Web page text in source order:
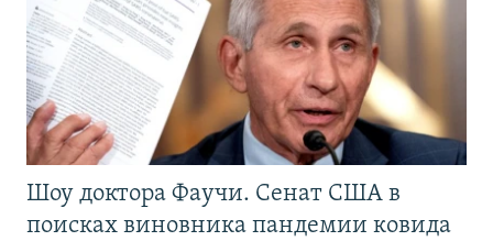
Шоу доктора Фаучи. Сенат США в
поисках виновника пандемии ковида